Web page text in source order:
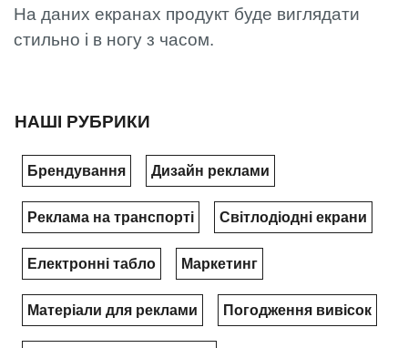
На даних екранах продукт буде виглядати
стильно і в ногу з часом.
НАШІ РУБРИКИ
Брендування Дизайн реклами
Реклама на транспорті Світлодіодні екрани
Електронні табло Маркетинг
Матеріали для реклами Погодження вивісок